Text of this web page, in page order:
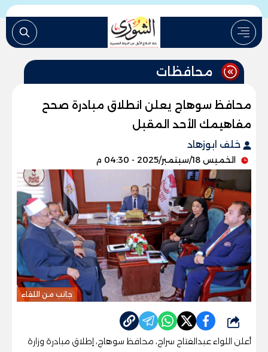
محافظات
محافظ سوهاج يعلن انطلاق مبادرة صحح
مفاهيمك الأحد المقبل
خلف ابوزهاد
الخميس 18/سبتمبر/2025 - 04:30 م
جانب من اللقاء
شارك
أعلن اللواء عبدالفتاح سراج، محافظ سوهاج، إطلاق مبادرة وزارة